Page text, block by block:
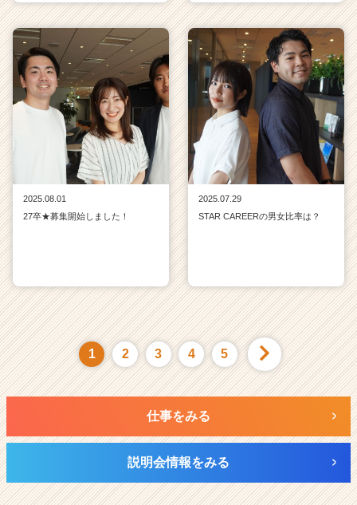
2025.08.01
27卒★募集開始しました！
2025.07.29
STAR CAREERの男女比率は？
1 2 3 4 5
仕事をみる
説明会情報をみる